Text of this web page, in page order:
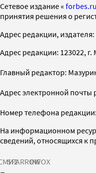
Cетевое издание « forbes.ru
принятия решения о
Адрес редакции, издателя:
Адрес редакции: 123022, г.
Главный редактор:
Адрес электронной почты
Номер телефона редакции:
На информационном
сведений, относящихся к
SPARROWINFOX